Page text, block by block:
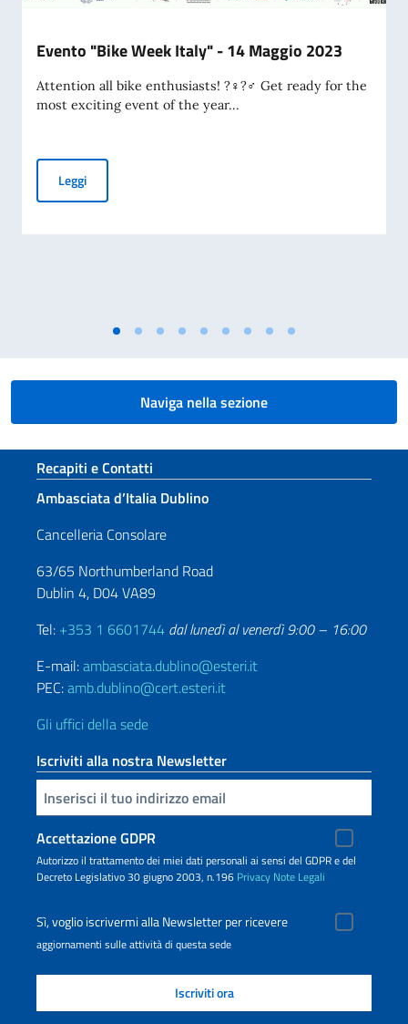
Evento "Bike Week Italy" - 14 Maggio 2023
Attention all bike enthusiasts! ?‍♀️?‍♂️ Get ready for the
most exciting event of the year...
LeggiEvento "Bike Week Italy" - 14 Maggio 2023
Naviga nella sezione
Sezione footer
Recapiti e Contatti
Ambasciata d’Italia Dublino
Cancelleria Consolare
63/65 Northumberland Road
Dublin 4, D04 VA89
Tel: +353 1 6601744 dal lunedì al venerdì 9:00 – 16:00
E-mail:ambasciata.dublino@esteri.it
PEC:amb.dublino@cert.esteri.it
Gli uffici della sede
Iscriviti alla nostra Newsletter
Inserisci la tua email
Accettazione GDPR
Autorizzo il trattamento dei miei dati personali ai sensi del GDPR e del
Decreto Legislativo 30 giugno 2003, n.196 Privacy Note Legali
Sì, voglio iscrivermi alla Newsletter per ricevere
aggiornamenti sulle attività di questa sede